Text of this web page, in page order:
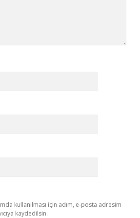
kullanılması için adım, e-posta adresim
kaydedilsin.